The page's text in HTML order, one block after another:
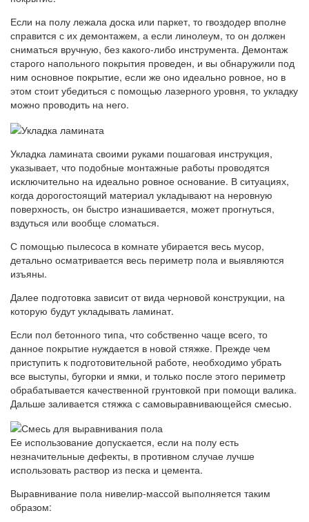
Если на полу лежала доска или паркет, то гвоздодер вполне
справится с их демонтажем, а если линолеум, то он должен
сниматься вручную, без какого-либо инструмента. Демонтаж
старого напольного покрытия проведен, и вы обнаружили под
ним основное покрытие, если же оно идеально ровное, но в
этом стоит убедиться с помощью лазерного уровня, то укладку
можно проводить на него.
Укладка ламината своими руками пошаговая инструкция,
указывает, что подобные монтажные работы проводятся
исключительно на идеально ровное основание. В ситуациях,
когда дорогостоящий материал укладывают на неровную
поверхность, он быстро изнашивается, может прогнуться,
вздуться или вообще сломаться.
С помощью пылесоса в комнате убирается весь мусор,
детально осматривается весь периметр пола и выявляются
изъяны.
Далее подготовка зависит от вида черновой конструкции, на
которую будут укладывать ламинат.
Если пол бетонного типа, что собственно чаще всего, то
данное покрытие нуждается в новой стяжке. Прежде чем
приступить к подготовительной работе, необходимо убрать
все выступы, бугорки и ямки, и только после этого периметр
обрабатывается качественной грунтовкой при помощи валика.
Дальше заливается стяжка с самовыравнивающейся смесью.
Ее использование допускается, если на полу есть
незначительные дефекты, в противном случае лучше
использовать раствор из песка и цемента.
Выравнивание пола нивелир-массой выполняется таким
образом: